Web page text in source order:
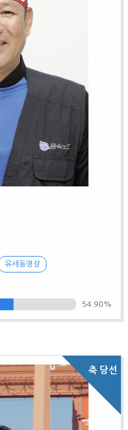
유세동영상
54.90%